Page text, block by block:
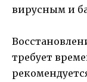
вирусным и
требует